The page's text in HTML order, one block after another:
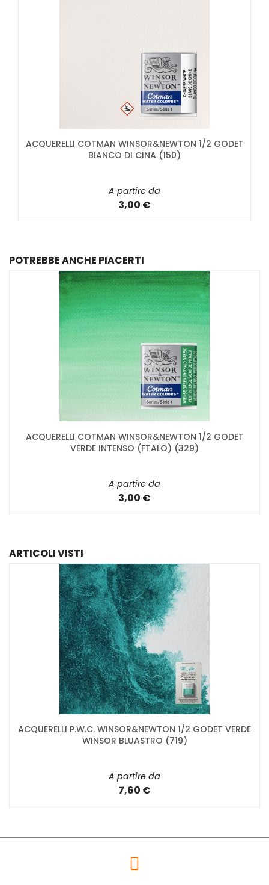
ACQUERELLI COTMAN WINSOR&NEWTON 1/2 GODET
BIANCO DI CINA (150)
A partire da
3,00 €
POTREBBE ANCHE PIACERTI
ACQUERELLI COTMAN WINSOR&NEWTON 1/2 GODET
VERDE INTENSO (FTALO) (329)
A partire da
3,00 €
ARTICOLI VISTI
ACQUERELLI P.W.C. WINSOR&NEWTON 1/2 GODET VERDE
WINSOR BLUASTRO (719)
A partire da
7,60 €